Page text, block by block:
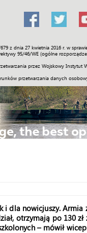
z dnia 27 kwietnia 2016 r. w
95/46/WE (ogólne
przez Wojskowy
przetwarzania danych
Sport
dla nowicjuszy. Armia
otrzymają po 130
– mówił